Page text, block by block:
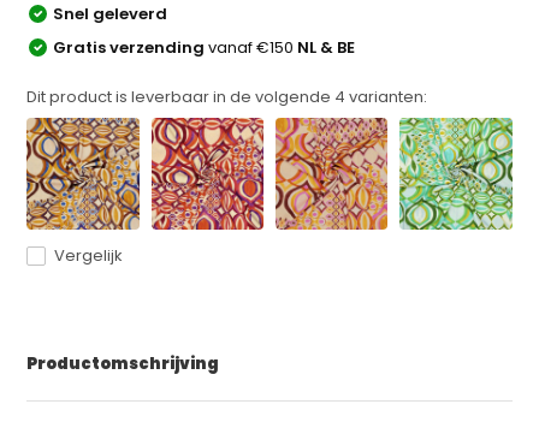
Snel geleverd
Gratis verzendingvanaf €150 NL & BE
Dit product is leverbaar in de volgende 4 varianten:
Vergelijk
Productomschrijving